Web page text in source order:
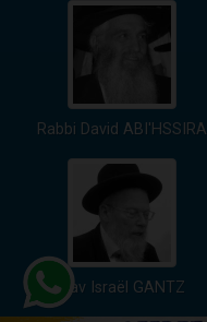
Rabbi David ABI'HSSIRA
Rav Israël GANTZ